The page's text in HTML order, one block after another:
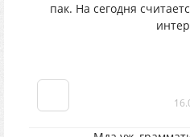
пак. На сегодня